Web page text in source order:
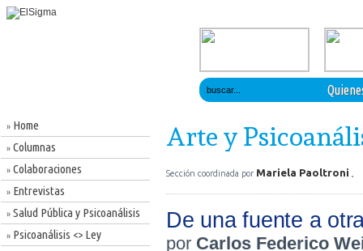
» Home
» Columnas
» Colaboraciones
» Entrevistas
» Salud Pública y Psicoanálisis
» Psicoanálisis <> Ley
Arte y
Sección coordinada por Mariela Paoltroni
De una fuente a
por Carlos Federico